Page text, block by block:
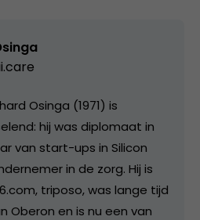
Osinga (1971) is
hij was diplomaat in
van start-ups in Silicon
in de zorg. Hij is
triposo, was lange tijd
Oberon en is nu een van